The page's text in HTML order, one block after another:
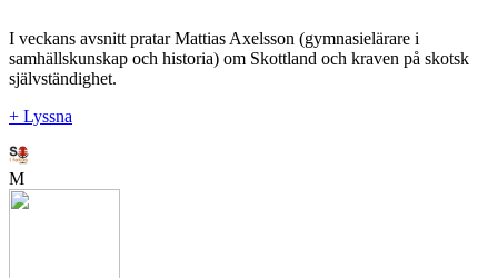
I veckans avsnitt pratar Mattias Axelsson (gymnasielärare i
samhällskunskap och historia) om Skottland och kraven på skotsk
självständighet.
+ Lyssna
M